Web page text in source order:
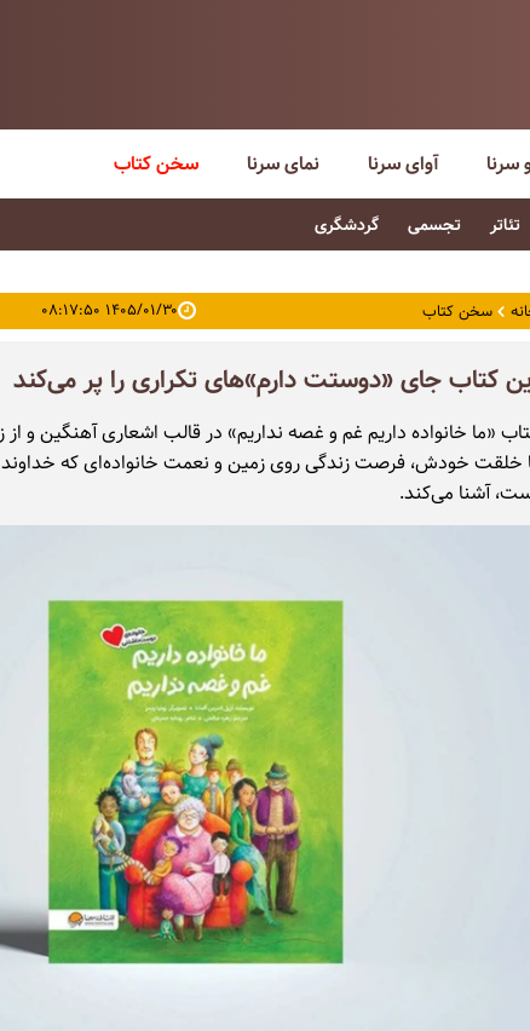
تئاتر تجسمی گردشگری
سرنا آوای سرنا نمای سرنا سخن کتاب
سخن کتاب ۱۴۰۵/۰۱/۳۰ ۰۸:۱۷:۵۰
کتاب جای «دوستت دارم»های تکراری را پر می‌کند
«ما خانواده داریم غم و غصه نداریم» در قالب اشعاری آهنگین و از
خلقت خودش، فرصت زندگی روی زمین و نعمت خانواده‌ای که خداوند
آشنا می‌کند.